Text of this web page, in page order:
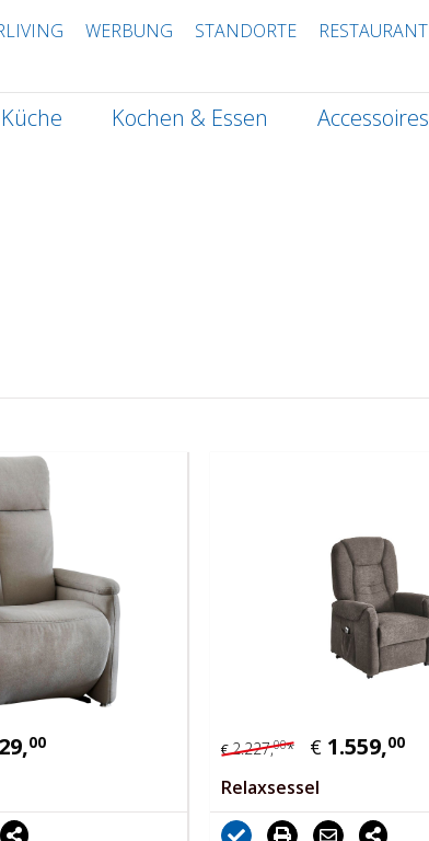
WERBUNG STANDORTE RESTAURANT
Küche Kochen & Essen Accessoires
00 €2.227,00* € 1.559,00
Relaxsessel